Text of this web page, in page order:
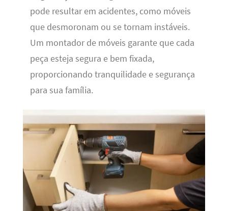
pode resultar em acidentes, como móveis
que desmoronam ou se tornam instáveis.
Um montador de móveis garante que cada
peça esteja segura e bem fixada,
proporcionando tranquilidade e segurança
para sua família.